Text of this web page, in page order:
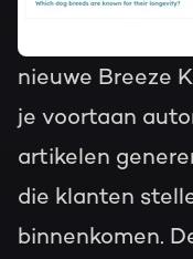
nieuwe Breeze
je voortaan
artikelen
die klanten
binnenkomen.